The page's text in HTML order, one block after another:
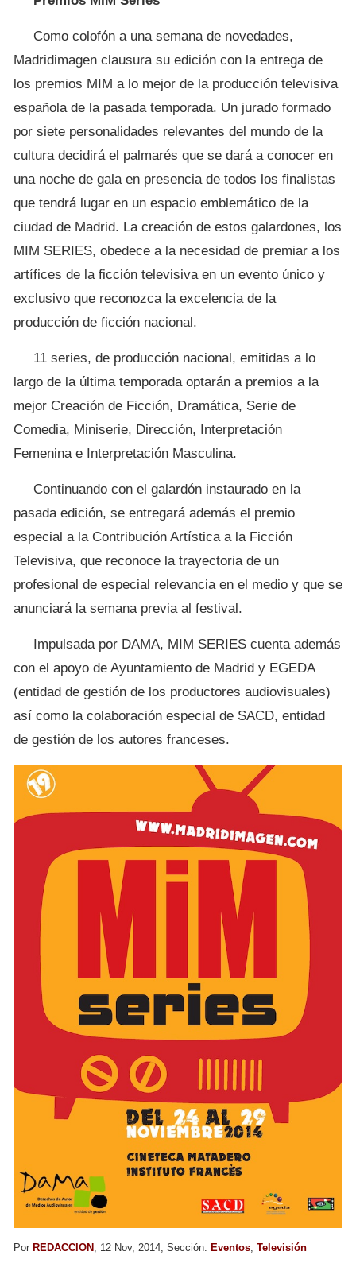
Como colofón a una semana de novedades,
Madridimagen clausura su edición con la entrega de
los premios MIM a lo mejor de la producción televisiva
española de la pasada temporada. Un jurado formado
por siete personalidades relevantes del mundo de la
cultura decidirá el palmarés que se dará a conocer en
una noche de gala en presencia de todos los finalistas
que tendrá lugar en un espacio emblemático de la
ciudad de Madrid. La creación de estos galardones, los
MIM SERIES, obedece a la necesidad de premiar a los
artífices de la ficción televisiva en un evento único y
exclusivo que reconozca la excelencia de la
producción de ficción nacional.
11 series, de producción nacional, emitidas a lo
largo de la última temporada optarán a premios a la
mejor Creación de Ficción, Dramática, Serie de
Comedia, Miniserie, Dirección, Interpretación
Femenina e Interpretación Masculina.
Continuando con el galardón instaurado en la
pasada edición, se entregará además el premio
especial a la Contribución Artística a la Ficción
Televisiva, que reconoce la trayectoria de un
profesional de especial relevancia en el medio y que se
anunciará la semana previa al festival.
Impulsada por DAMA, MIM SERIES cuenta además
con el apoyo de Ayuntamiento de Madrid y EGEDA
(entidad de gestión de los productores audiovisuales)
así como la colaboración especial de SACD, entidad
de gestión de los autores franceses.
Por REDACCION , 12 Nov, 2014, Sección: Eventos Televisión